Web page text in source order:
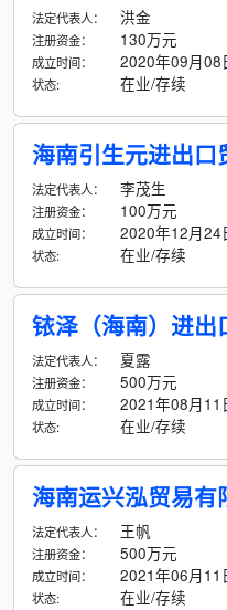
法定代表人： 洪金
注册资金： 130万元
成立时间： 2020年09月08
状态: 在业/存续
海南引生元进出口
法定代表人： 李茂生
注册资金： 100万元
成立时间： 2020年12月24
状态: 在业/存续
铱泽（海南）进出
法定代表人： 夏露
注册资金： 500万元
成立时间： 2021年08月11
状态: 在业/存续
海南运兴泓贸易有
法定代表人： 王帆
注册资金： 500万元
成立时间： 2021年06月11
状态: 在业/存续